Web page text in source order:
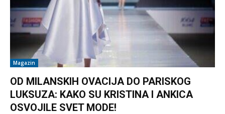
Magazin
OD MILANSKIH OVACIJA DO PARISKOG
LUKSUZA: KAKO SU KRISTINA I ANKICA
OSVOJILE SVET MODE!